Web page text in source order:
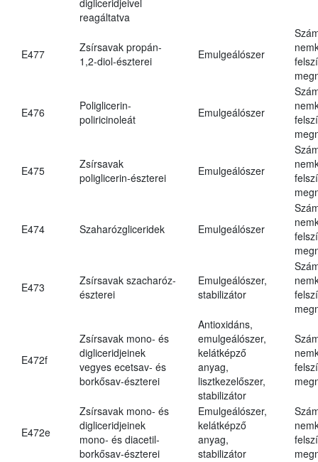
reagáltatva
E477
Zsírsavak propán-
1,2-diol-észterei
Emulgeálószer
E476
Poliglicerin-
poliricinoleát
Emulgeálószer
E475
Zsírsavak
poliglicerin-észterei
Emulgeálószer
E474 Szaharózgliceridek Emulgeálószer
E473
Zsírsavak szacharóz-
észterei
Emulgeálószer,
stabilizátor
E472f
Zsírsavak mono- és
digliceridjeinek
vegyes ecetsav- és
borkősav-észterei
Antioxidáns,
emulgeálószer,
kelátképző
anyag,
lisztkezelőszer,
stabilizátor
E472e
Zsírsavak mono- és
digliceridjeinek
mono- és diacetil-
borkősav-észterei
Emulgeálószer,
kelátképző
anyag,
stabilizátor